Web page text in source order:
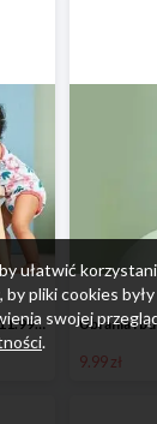
Moda dziecięca w Lidlu od 11.99 zł
9.99 zł
ułatwić
pliki cookies
swojej
.